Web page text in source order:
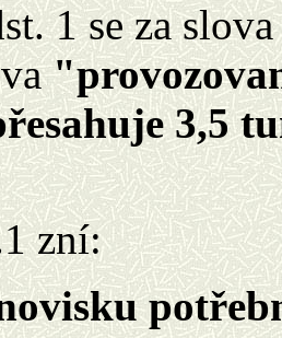
1 se za
3,5
zní: